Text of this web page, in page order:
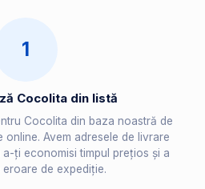
1
Cocolita din listă
Cocolita din baza noastră de
online. Avem adresele de livrare
ți economisi timpul prețios și a
de expediție.